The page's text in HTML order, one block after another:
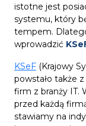
istotne jest
systemu, który
tempem.
wprowadzić
KSeF (Krajowy
powstało także
firm z branży IT.
przed każdą
stawiamy na